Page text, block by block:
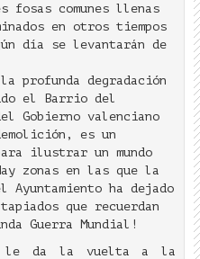
fosas comunes llenas
en otros tiempos
día se levantarán de
profunda degradación
el Barrio del
Gobierno valenciano
es un
ilustrar un mundo
zonas en las que la
Ayuntamiento ha dejado
que recuerdan
Guerra Mundial!
le da la vuelta a la